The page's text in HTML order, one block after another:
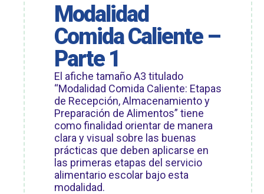
Modalidad
Comida Caliente –
Parte 1
El afiche tamaño A3 titulado
“Modalidad Comida Caliente: Etapas
de Recepción, Almacenamiento y
Preparación de Alimentos” tiene
como finalidad orientar de manera
clara y visual sobre las buenas
prácticas que deben aplicarse en
las primeras etapas del servicio
alimentario escolar bajo esta
modalidad.